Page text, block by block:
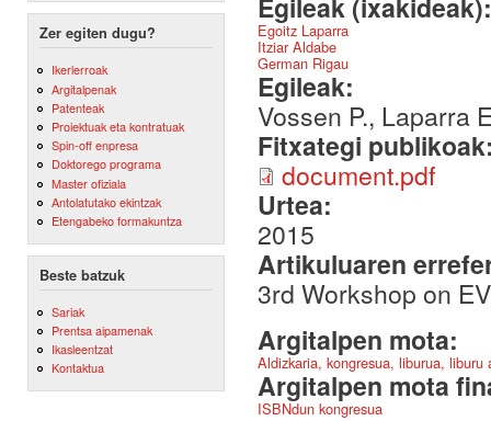
Zer egiten dugu?
Ikerlerroak
Argitalpenak
Patenteak
Proiektuak eta kontratuak
Spin-off enpresa
Doktorego programa
Master ofiziala
Antolatutako ekintzak
Etengabeko formakuntza
Beste batzuk
Sariak
Prentsa aipamenak
Ikasleentzat
Kontaktua
Egoitz Laparra
Itziar Aldabe
German Rigau
Egileak:
Vossen P., Laparra
Fitxategi
document.pdf
Urtea:
2015
Artikuluaren
3rd Workshop on
Argitalpen mota:
Aldizkaria, kongresua, liburua,
Argitalpen mota
ISBNdun kongresua